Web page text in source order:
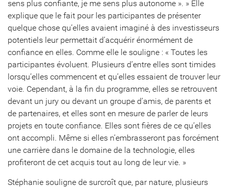
sens plus confiante, je me sens plus autonome ». » Elle
explique que le fait pour les participantes de présenter
quelque chose qu’elles avaient imaginé à des investisseurs
potentiels leur permettait d’acquérir énormément de
confiance en elles. Comme elle le souligne : « Toutes les
participantes évoluent. Plusieurs d’entre elles sont timides
lorsqu’elles commencent et qu’elles essaient de trouver leur
voie. Cependant, à la fin du programme, elles se retrouvent
devant un jury ou devant un groupe d’amis, de parents et
de partenaires, et elles sont en mesure de parler de leurs
projets en toute confiance. Elles sont fières de ce qu’elles
ont accompli. Même si elles n’embrasseront pas forcément
une carrière dans le domaine de la technologie, elles
profiteront de cet acquis tout au long de leur vie. »
Stéphanie souligne de surcroît que, par nature, plusieurs